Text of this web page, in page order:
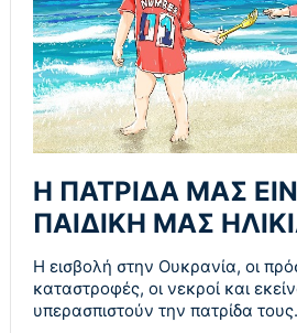
Η ΠΑΤΡΙΔΑ ΜΑΣ
ΠΑΙΔΙΚΗ ΜΑΣ
Η εισβολή στην Ουκρανία, οι
καταστροφές, οι νεκροί και
υπερασπιστούν την πατρίδα τους.